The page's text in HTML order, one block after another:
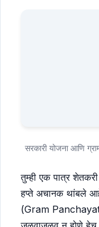
सरकारी योजना आणि
तुम्ही एक पात्र
हप्ते अचानक थांबले
(Gram